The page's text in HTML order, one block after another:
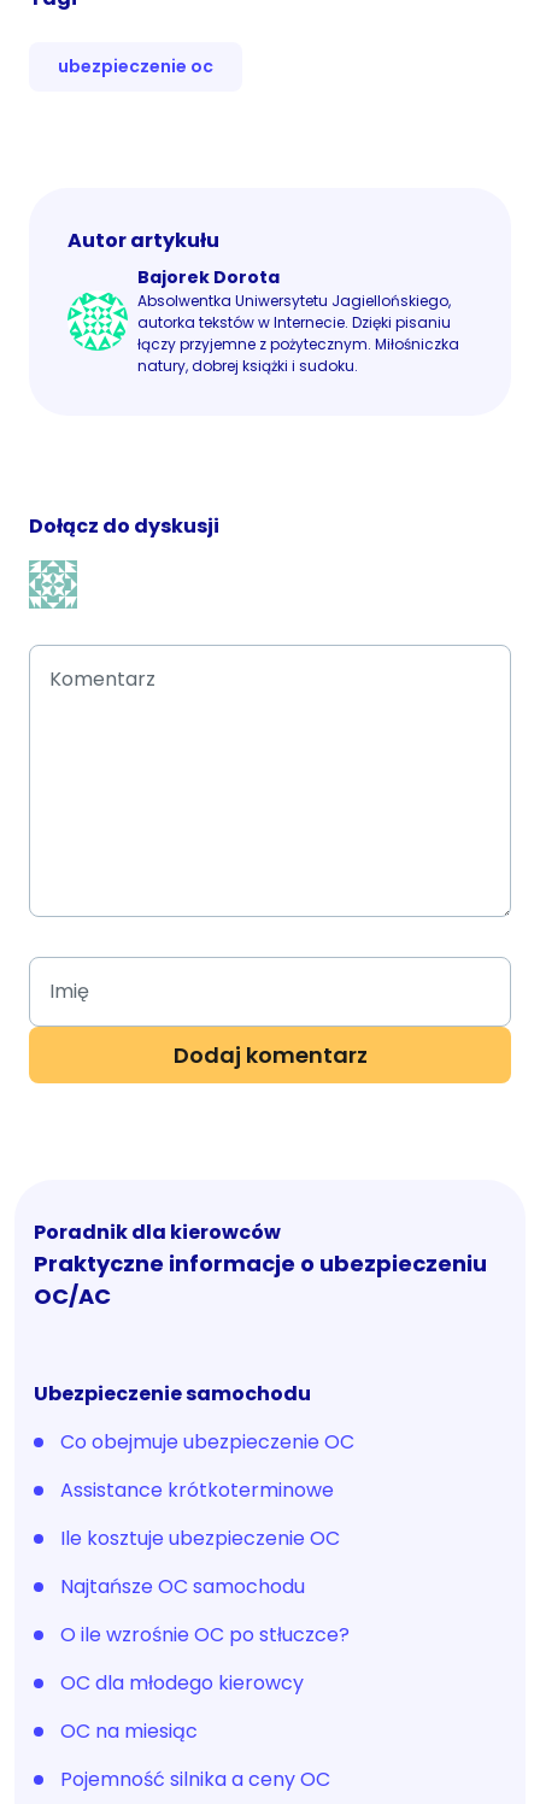
ubezpieczenie oc
Autor artykułu
Bajorek Dorota
Absolwentka Uniwersytetu Jagiellońskiego,
autorka tekstów w Internecie. Dzięki pisaniu
łączy przyjemne z pożytecznym. Miłośniczka
natury, dobrej książki i sudoku.
Dołącz do dyskusji
Poradnik dla kierowców
Praktyczne informacje o ubezpieczeniu
OC/AC
Ubezpieczenie samochodu
Co obejmuje ubezpieczenie OC
Assistance krótkoterminowe
Ile kosztuje ubezpieczenie OC
Najtańsze OC samochodu
O ile wzrośnie OC po stłuczce?
OC dla młodego kierowcy
OC na miesiąc
Pojemność silnika a ceny OC